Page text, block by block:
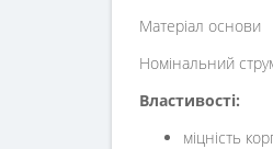
Матеріал основи
Номінальний
Властивості:
міцність